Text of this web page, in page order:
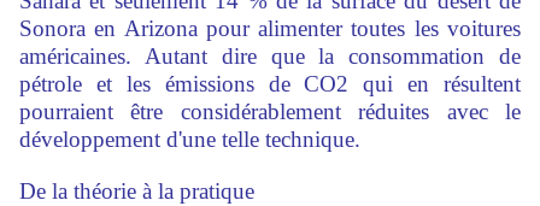
Sonora en Arizona pour alimenter toutes les voitures
américaines. Autant dire que la consommation de
pétrole et les émissions de CO2 qui en résultent
pourraient être considérablement réduites avec le
développement d'une telle technique.
De la théorie à la pratique